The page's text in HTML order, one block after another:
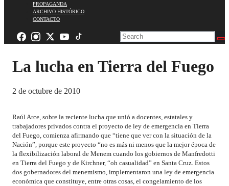
PROPAGANDA
ARCHIVO HISTÓRICO
CONTACTO
La lucha en Tierra del Fuego
2 de octubre de 2010
Raúl Arce, sobre la reciente lucha que unió a docentes, estatales y
trabajadores privados contra el proyecto de ley de emergencia en Tierra
del Fuego, comienza afirmando que “tiene que ver con la situación de la
Nación”, porque este proyecto “no es más ni menos que la mejor época de
la flexibilización laboral de Menem cuando los gobiernos de Manfredotti
en Tierra del Fuego y de Kirchner, “oh casualidad” en Santa Cruz. Estos
dos gobernadores del menemismo, implementaron una ley de emergencia
económica que constituye, entre otras cosas, el congelamiento de los